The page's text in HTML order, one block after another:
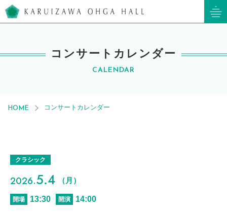
コンサートカレンダー
CALENDAR
HOME コンサートカレンダー
クラシック
2026.5.4 （月）
開場 13:30 開演 14:00